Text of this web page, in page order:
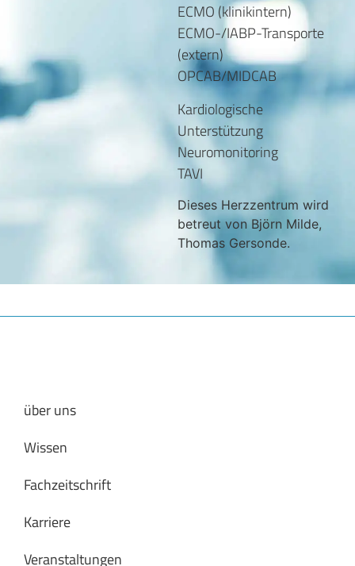
ECMO (klinikintern)
ECMO-/IABP-Transporte
(extern)
OPCAB/MIDCAB
Kardiologische
Unterstützung
Neuromonitoring
TAVI
Dieses Herzzentrum wird
betreut von Björn Milde,
Thomas Gersonde.
über uns
Wissen
Fachzeitschrift
Karriere
Veranstaltungen